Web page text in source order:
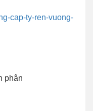
cap-ty-ren-vuong-
phân